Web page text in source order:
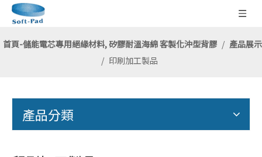
首頁-儲能電芯專用絕緣材料, 矽膠耐溫海綿 客製化沖型背膠 / 產品展示
/ 印刷加工製品
產品分類